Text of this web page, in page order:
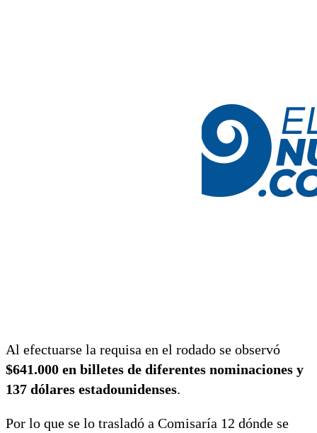
Al efectuarse la requisa en el rodado se observó
$641.000 en billetes de diferentes nominaciones y
137 dólares estadounidenses.
Por lo que se lo trasladó a Comisaría 12 dónde se